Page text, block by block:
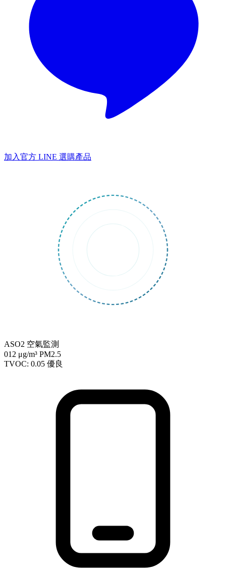
加入官方 LINE 選購產品
ASO2 空氣監測
012 μg/m³ PM2.5
TVOC: 0.05 優良